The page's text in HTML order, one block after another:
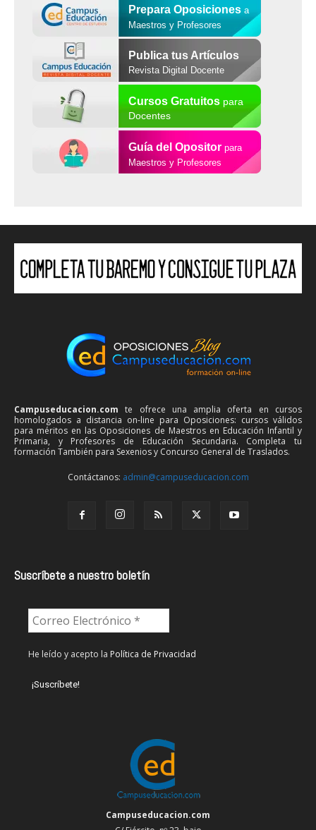
Prepara Oposiciones a
Maestros y Profesores
Publica tus Artículos
Revista Digital Docente
Cursos Gratuitospara
Docentes
Guía del Opositor para
Maestros y Profesores
Campuseducacion.com te ofrece una amplia oferta en cursos
homologados a distancia on-line para Oposiciones: cursos válidos
para méritos en las Oposiciones de Maestros en Educación Infantil y
Primaria, y Profesores de Educación Secundaria. Completa tu
formación También para Sexenios y Concurso General de Traslados.
Contáctanos: admin@campuseducacion.com
Suscríbete a nuestro boletín
He leído y acepto la Política de Privacidad
Campuseducacion.com